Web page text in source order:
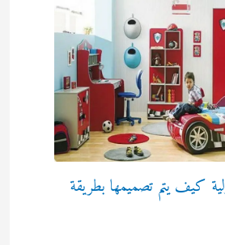
كيف يتم تصميمها بطريقة